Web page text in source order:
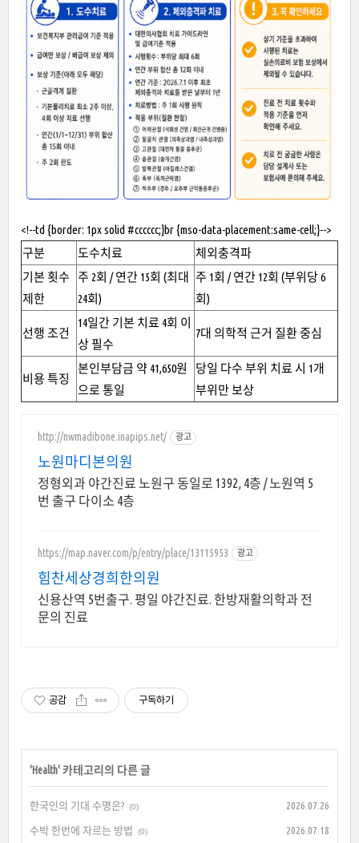
<!--td {border: 1px solid #cccccc;}br {mso-data-placement:same-cell;}-->
구분
도수치료
체외충격파
기본 횟수
제한
주 2회 / 연간 15회 (최대
24회)
주 1회 / 연간 12회 (부위당 6
회)
선행 조건
14일간 기본 치료 4회 이
상 필수
7대 의학적 근거 질환 중심
비용 특징
본인부담금 약 41,650원
으로 통일
당일 다수 부위 치료 시 1개
부위만 보상
http://nwmadibone.inapips.net/ 광고
노원마디본의원
정형외과 야간진료 노원구 동일로 1392, 4층 / 노원역 5
번 출구 다이소 4층
https://map.naver.com/p/entry/place/13115953 광고
힘찬세상경희한의원
신용산역 5번출구. 평일 야간진료. 한방재활의학과 전
문의 진료
공감 구독하기
'Health' 카테고리의 다른 글
한국인의 기대 수명은? (0) 2026.07.26
수박 한번에 자르는 방법 (0) 2026.07.18